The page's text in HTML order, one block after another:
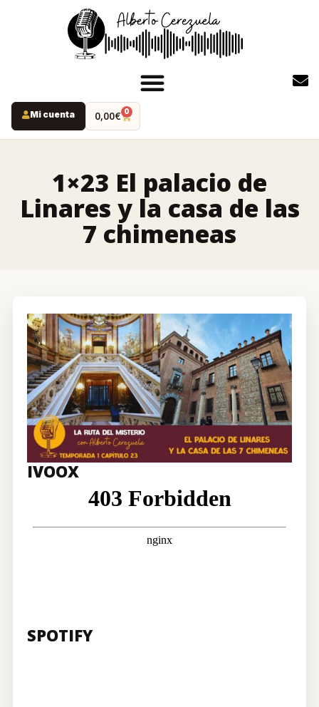
INICIO
YOUTUBE
INSTAGRAM
RUTAS MISTERIO
CONTRATACIÓN
TIENDA
Mi cuenta 0,00€ 0
1×23 El palacio de
Linares y la casa de las
7 chimeneas
IVOOX
SPOTIFY